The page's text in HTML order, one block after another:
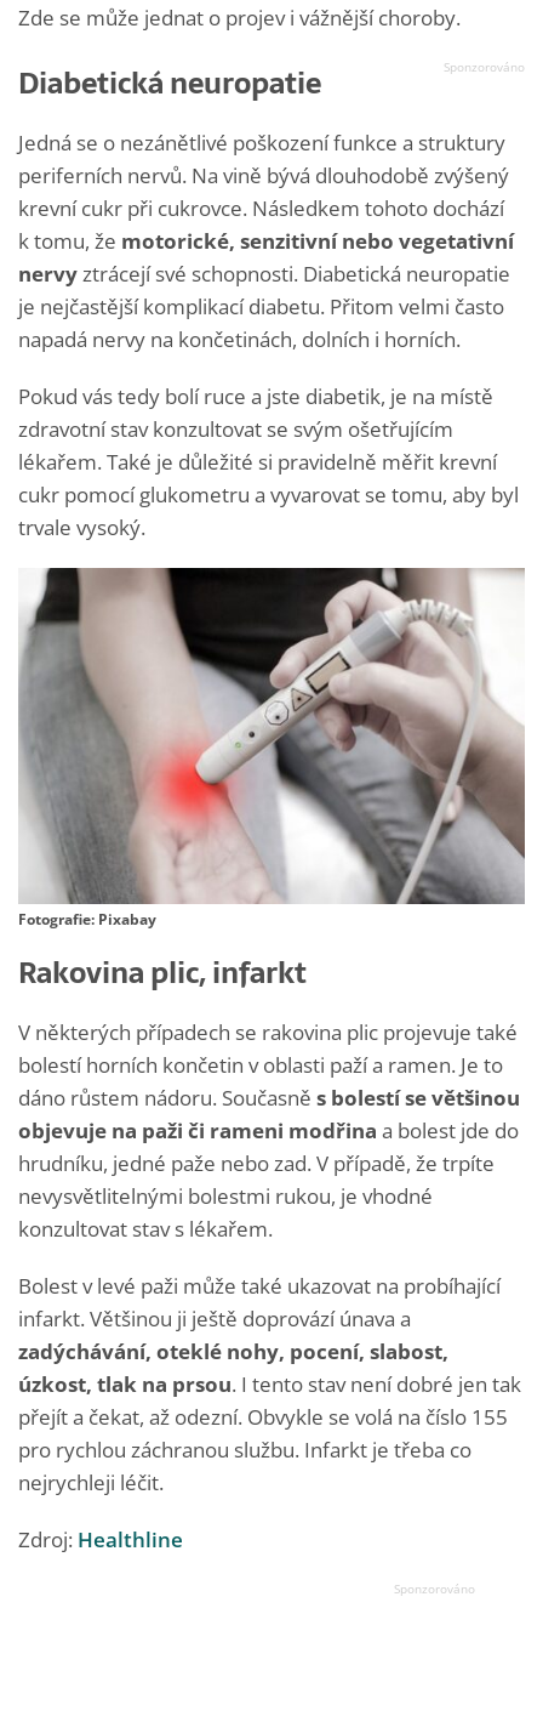
Zde se může jednat o projev i vážnější choroby.
Diabetická neuropatie
Jedná se o nezánětlivé poškození funkce a struktury
periferních nervů. Na vině bývá dlouhodobě zvýšený
krevní cukr při cukrovce. Následkem tohoto dochází
k tomu, že motorické, senzitivní nebo vegetativní
nervyztrácejí své schopnosti. Diabetická neuropatie
je nejčastější komplikací diabetu. Přitom velmi často
napadá nervy na končetinách, dolních i horních.
Pokud vás tedy bolí ruce a jste diabetik, je na místě
zdravotní stav konzultovat se svým ošetřujícím
lékařem. Také je důležité si pravidelně měřit krevní
cukr pomocí glukometru a vyvarovat se tomu, aby byl
trvale vysoký.
Fotografie: Pixabay
Rakovina plic, infarkt
V některých případech se rakovina plic projevuje také
bolestí horních končetin v oblasti paží a ramen. Je to
dáno růstem nádoru. Současně s bolestí se většinou
objevuje na paži či rameni modřina a bolest jde do
hrudníku, jedné paže nebo zad. V případě, že trpíte
nevysvětlitelnými bolestmi rukou, je vhodné
konzultovat stav s lékařem.
Bolest v levé paži může také ukazovat na probíhající
infarkt. Většinou ji ještě doprovází únava a
zadýchávání, oteklé nohy, pocení, slabost,
úzkost, tlak na prsou. I tento stav není dobré jen tak
přejít a čekat, až odezní. Obvykle se volá na číslo 155
pro rychlou záchranou službu. Infarkt je třeba co
nejrychleji léčit.
Zdroj: Healthline